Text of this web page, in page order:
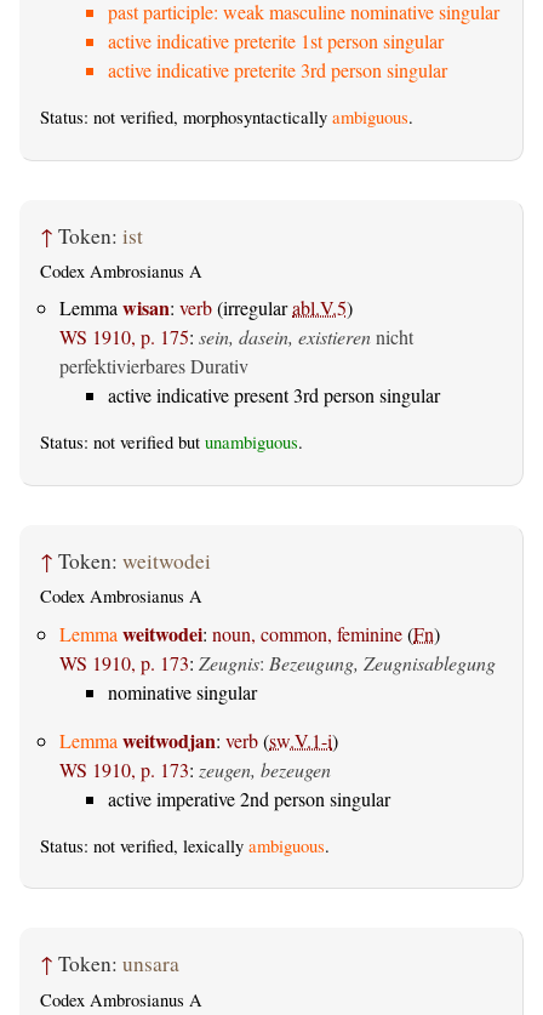
past participle: weak masculine nominative singular
active indicative preterite 1st person singular
active indicative preterite 3rd person singular
Status: not verified, morphosyntactically ambiguous.
↑ Token: ist
Codex Ambrosianus A
Lemmawisan: verb(irregularabl.V.5)
WS 1910, p. 175: sein, dasein, existierennicht
perfektivierbares Durativ
active indicative present 3rd person singular
Status: not verified but unambiguous.
↑ Token: weitwodei
Codex Ambrosianus A
Lemma weitwodei: noun, common, feminine(Fn)
WS 1910, p. 173: Zeugnis: Bezeugung, Zeugnisablegung
nominative singular
Lemma weitwodjan: verb(sw.V.1-i)
WS 1910, p. 173: zeugen, bezeugen
active imperative 2nd person singular
Status: not verified, lexically ambiguous.
↑ Token: unsara
Codex Ambrosianus A